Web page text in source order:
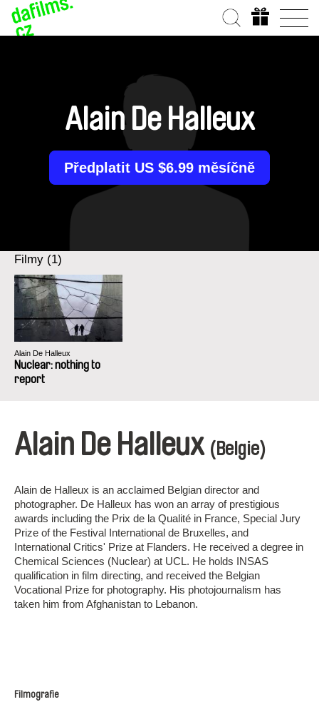
Alain De Halleux
Předplatit US $6.99 měsíčně
Filmy (1)
Alain De Halleux
Nuclear: nothing to
report
Alain De Halleux (Belgie)
Alain de Halleux is an acclaimed Belgian director and
photographer. De Halleux has won an array of prestigious
awards including the Prix de la Qualité in France, Special Jury
Prize of the Festival International de Bruxelles, and
International Critics' Prize at Flanders. He received a degree in
Chemical Sciences (Nuclear) at UCL. He holds INSAS
qualification in film directing, and received the Belgian
Vocational Prize for photography. His photojournalism has
taken him from Afghanistan to Lebanon.
Filmografie